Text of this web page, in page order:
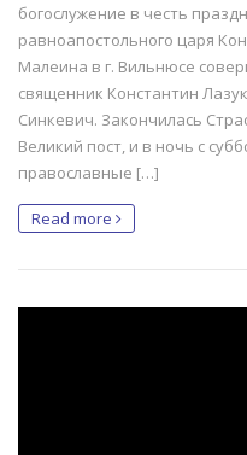
богослужение в честь
равноапостольного царя
Малеина в г. Вильнюсе
священник Константин
Синкевич. Закончилась
Великий пост, и в ночь с
православные […]
Read more